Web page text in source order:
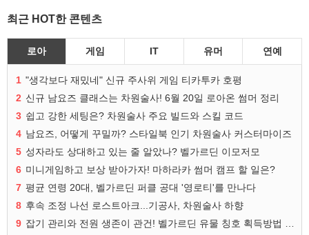
최근 HOT한 콘텐츠
로아 게임 IT 유머 연예
1 "생각보다 재밌네" 신규 주사위 게임 티카투카 호평
2 신규 남요즈 클래스는 차원술사! 6월 20일 로아온 썸머 정리
3 쉽고 강한 세팅은? 차원술사 주요 빌드와 스킬 코드
4 남요즈, 어떻게 꾸밀까? 스타일북 인기 차원술사 커스터마이즈
5 성자라도 상대하고 있는 줄 알았나? 벨가르딘 이모저모
6 미니게임하고 보상 받아가자! 마하라카 썸머 캠프 할 일은?
7 평균 연령 20대, 벨가르딘 퍼클 공대 '영로티'를 만나다
8 후속 조정 나선 로스트아크...기공사, 차원술사 하향
9